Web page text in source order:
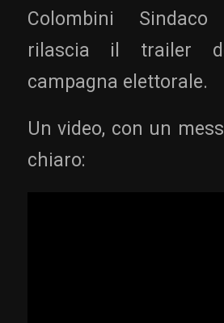
Colombini
rilascia il trailer
campagna elettorale.
Un video, con un
chiaro: